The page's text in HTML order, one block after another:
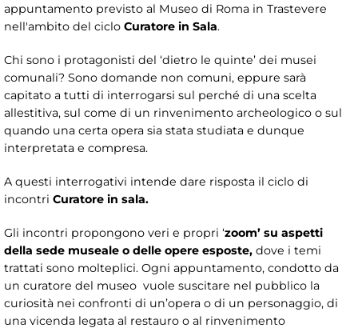
appuntamento previsto al Museo di Roma in Trastevere
nell'ambito del ciclo Curatore in Sala.
Chi sono i protagonisti del ‘dietro le quinte’ dei musei
comunali? Sono domande non comuni, eppure sarà
capitato a tutti di interrogarsi sul perché di una scelta
allestitiva, sul come di un rinvenimento archeologico o sul
quando una certa opera sia stata studiata e dunque
interpretata e compresa.
A questi interrogativi intende dare risposta il ciclo di
incontri Curatore in sala.
Gli incontri propongono veri e propri ‘zoom’ su aspetti
della sede museale o delle opere esposte, dove i temi
trattati sono molteplici. Ogni appuntamento, condotto da
un curatore del museo vuole suscitare nel pubblico la
curiosità nei confronti di un’opera o di un personaggio, di
una vicenda legata al restauro o al rinvenimento